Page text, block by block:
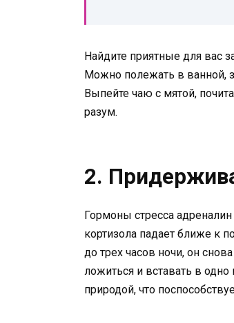
Найдите приятные для вас
Можно полежать в ванной,
Выпейте чаю с мятой,
разум.
2.
Гормоны стресса
кортизола падает ближе к
до трех часов ночи, он
ложиться и вставать в
природой, что